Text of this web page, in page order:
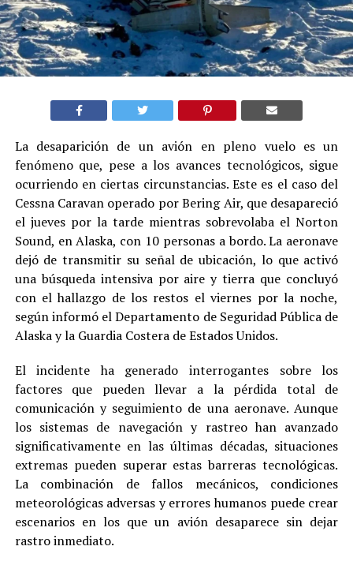
La desaparición de un avión en pleno vuelo es un
fenómeno que, pese a los avances tecnológicos, sigue
ocurriendo en ciertas circunstancias. Este es el caso del
Cessna Caravan operado por Bering Air, que desapareció
el jueves por la tarde mientras sobrevolaba el Norton
Sound, en Alaska, con 10 personas a bordo. La aeronave
dejó de transmitir su señal de ubicación, lo que activó
una búsqueda intensiva por aire y tierra que concluyó
con el hallazgo de los restos el viernes por la noche,
según informó el Departamento de Seguridad Pública de
Alaska y la Guardia Costera de Estados Unidos.
El incidente ha generado interrogantes sobre los
factores que pueden llevar a la pérdida total de
comunicación y seguimiento de una aeronave. Aunque
los sistemas de navegación y rastreo han avanzado
significativamente en las últimas décadas, situaciones
extremas pueden superar estas barreras tecnológicas.
La combinación de fallos mecánicos, condiciones
meteorológicas adversas y errores humanos puede crear
escenarios en los que un avión desaparece sin dejar
rastro inmediato.